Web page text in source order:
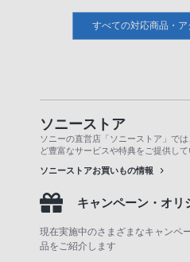
すべての対応商品・
ソニーストア
ソニーの直営店「ソニーストア」で
ど豊富なサービスや特典をご提供して
ソニーストアお買いもの情報
キャンペーン・オリ
現在実施中のさまざまなキャンペ
品をご紹介します